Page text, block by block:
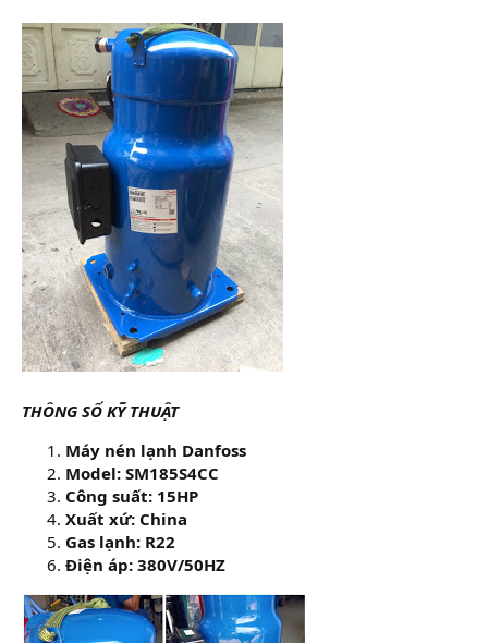
THÔNG SỐ KỸ THUẬT
Máy nén lạnh Danfoss
Model: SM185S4CC
Công suất: 15HP
Xuất xứ: China
Gas lạnh: R22
Điện áp: 380V/50HZ